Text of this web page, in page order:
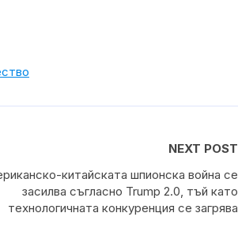
NEXT POST
китайската шпионска война се
засилва съгласно Trump 2.0, тъй като
технологичната конкуренция се загрява